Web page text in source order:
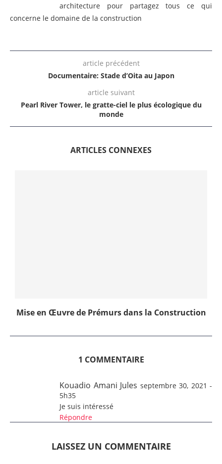
architecture pour partagez tous ce qui
concerne le domaine de la construction
article précédent
Documentaire: Stade d’Oita au Japon
article suivant
Pearl River Tower, le gratte-ciel le plus écologique du
monde
ARTICLES CONNEXES
Mise en Œuvre de Prémurs dans la Construction
1 COMMENTAIRE
Kouadio Amani Jules septembre 30, 2021 -
5h35
Je suis intéressé
Répondre
LAISSEZ UN COMMENTAIRE